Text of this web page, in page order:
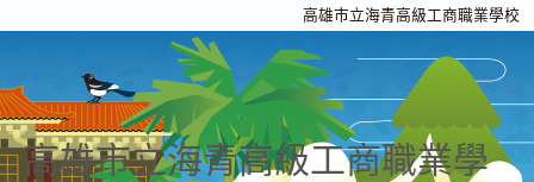
高雄市立海青高級工商職業學校
高雄市立海青高級工商職業學